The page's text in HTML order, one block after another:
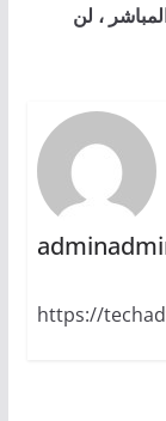
، لن
https://